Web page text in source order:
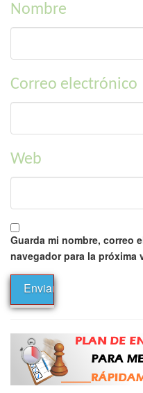
Nombre
Correo electrónico
Web
Guarda mi nombre, correo
navegador para la próxima